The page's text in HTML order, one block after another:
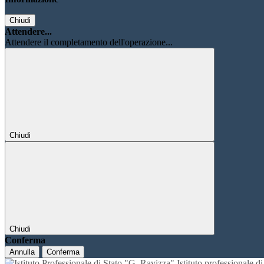
Chiudi
Attendere...
Attendere il completamento dell'operazione...
Chiudi
Chiudi
Conferma
Annulla Conferma